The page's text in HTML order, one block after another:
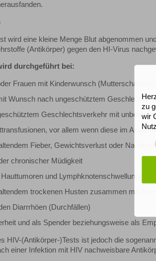
wird eine kleine Menge Blut abgenommen
(Antikörper) gegen den HI-Virus
durchgeführt bei:
Frauen mit Kinderwunsch
Wunsch nach ungeschütztem
Geschlechtsverkehr mit
vor allem wenn diese im Ausland
Fieber, Gewichtsverlust oder
chronischer Müdigkeit
und Lymphknotenschwellungen
trockenen Husten zusammen mit
Diarrrhöen (Durchfällen)
und als Spender beziehungsweise als
HIV-(Antikörper-)Tests ist jedoch die
einer Infektion mit HIV nachweisbare
zu
wir